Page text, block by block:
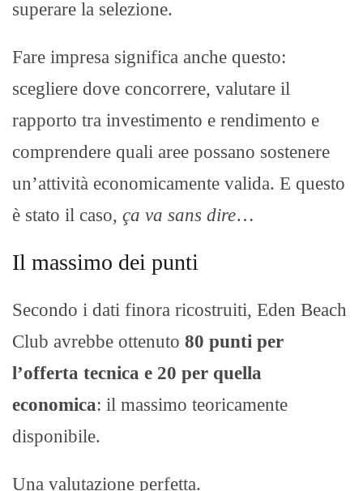
superare la selezione.
Fare impresa significa anche questo:
scegliere dove concorrere, valutare il
rapporto tra investimento e rendimento e
comprendere quali aree possano sostenere
un’attività economicamente valida. E questo
è stato il caso, ça va sans dire…
Il massimo dei punti
Secondo i dati finora ricostruiti, Eden Beach
Club avrebbe ottenuto 80 punti per
l’offerta tecnica e 20 per quella
economica: il massimo teoricamente
disponibile.
Una valutazione perfetta.